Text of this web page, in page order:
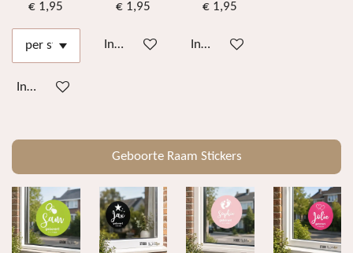
€ 1,95
In winkelwagen
€ 1,95
In winkelwagen
€ 1,95
In winkelwagen
Geboorte Raam Stickers